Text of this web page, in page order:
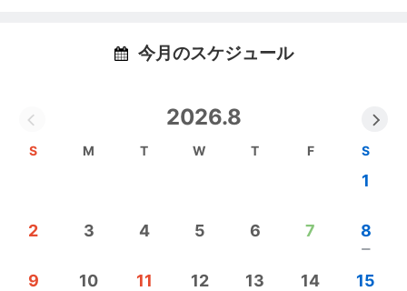
今月のスケジュール
2026.8
S M T W T F S
1
2 3 4 5 6 7 8
remove
9 10 11 12 13 14 15